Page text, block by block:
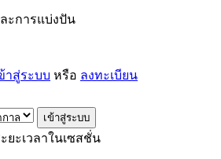
าสู่ระบบ หรือ ลงทะเบียน
ยะเวลาในเซสชั่น